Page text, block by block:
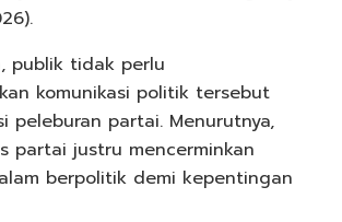
publik tidak perlu
komunikasi politik tersebut
peleburan partai. Menurutnya,
partai justru mencerminkan
berpolitik demi kepentingan